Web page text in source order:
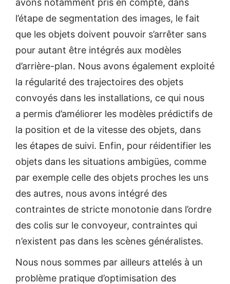
avons notamment pris en compte, dans
l’étape de segmentation des images, le fait
que les objets doivent pouvoir s’arrêter sans
pour autant être intégrés aux modèles
d’arrière-plan. Nous avons également exploité
la régularité des trajectoires des objets
convoyés dans les installations, ce qui nous
a permis d’améliorer les modèles prédictifs de
la position et de la vitesse des objets, dans
les étapes de suivi. Enfin, pour réidentifier les
objets dans les situations ambigües, comme
par exemple celle des objets proches les uns
des autres, nous avons intégré des
contraintes de stricte monotonie dans l’ordre
des colis sur le convoyeur, contraintes qui
n’existent pas dans les scènes généralistes.
Nous nous sommes par ailleurs attelés à un
problème pratique d’optimisation des